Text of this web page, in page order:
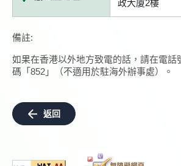
政大廈2樓
備註:
如果在香港以外地方致電的話，請在電話
碼「852」（不適用於駐海外辦事處）。
返回